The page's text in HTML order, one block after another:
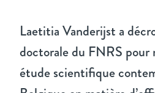
Laetitia Vanderijst a
doctorale du FNRS
étude scientifique